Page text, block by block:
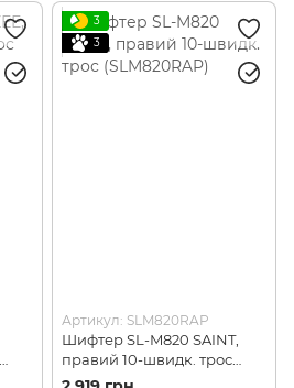
3
3
Артикул: SLM820RAP
Шифтер SL-M820 SAINT,
правий 10-швидк. трос
(SLM820RAP)